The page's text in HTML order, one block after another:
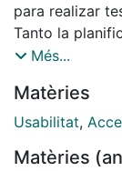
para realizar
Tanto la
posterior son
con algunas
discapacidad
Més...
Matèries
Usabilitat,
Matèries